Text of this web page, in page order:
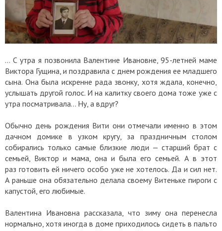
... С утра я позвонила Валентине Ивановне, 95-летней маме
Виктора Гущина, и поздравила с днем рождения ее младшего
сына. Она была искренне рада звонку, хотя ждала, конечно,
услышать другой голос. И на калитку своего дома тоже уже с
утра посматривала... Ну, а вдруг?
Обычно день рождения Вити они отмечали именно в этом
дачном домике в узком кругу, за праздничным столом
собирались только самые близкие люди — старший брат с
семьей, Виктор и мама, она и была его семьей. А в этот
раз готовить ей ничего особо уже не хотелось. Да и сил нет.
А раньше она обязательно делала своему Витеньке пироги с
капустой, его любимые.
Валентина Ивановна рассказала, что зиму она перенесла
нормально, хотя иногда в доме приходилось сидеть в пальто